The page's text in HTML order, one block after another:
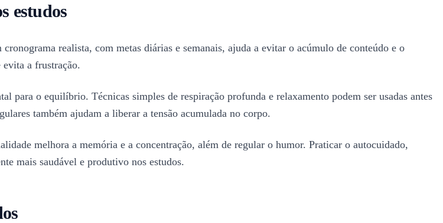
estudos
realista, com metas diárias e semanais, ajuda a evitar o acúmulo de conteúdo e o
evita a frustração.
para o equilíbrio. Técnicas simples de respiração profunda e relaxamento podem ser usadas antes
também ajudam a liberar a tensão acumulada no corpo.
melhora a memória e a concentração, além de regular o humor. Praticar o autocuidado,
mais saudável e produtivo nos estudos.